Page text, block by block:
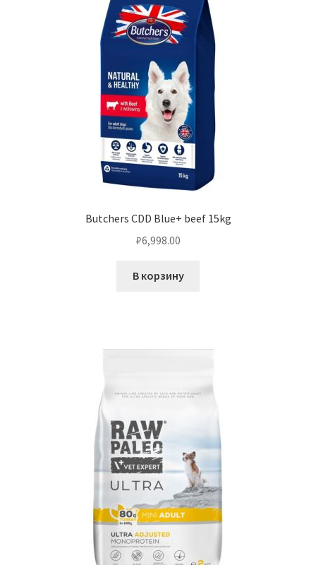
Butchers CDD Blue+ beef 15kg
₽6,998.00
В корзину